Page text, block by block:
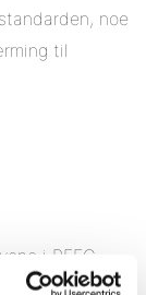
noe
til
i PEFC
standarden